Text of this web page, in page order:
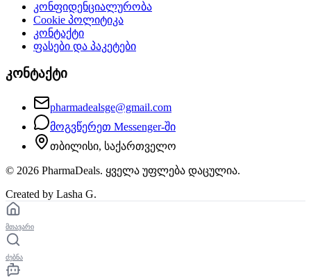
კონფიდენციალურობა
Cookie პოლიტიკა
კონტაქტი
ფასები და პაკეტები
კონტაქტი
pharmadealsge@gmail.com
მოგვწერეთ Messenger-ში
თბილისი, საქართველო
© 2026 PharmaDeals. ყველა უფლება დაცულია.
Created by Lasha G.
მთავარი
ძებნა